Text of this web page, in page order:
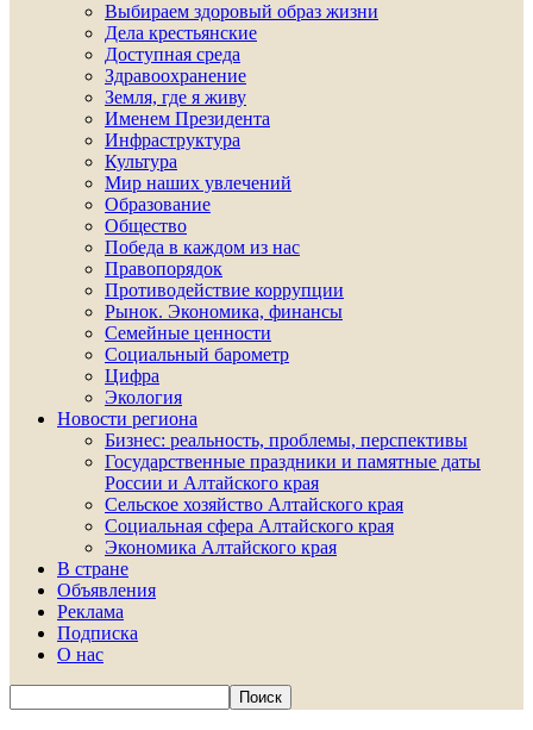
Выбираем здоровый образ жизни
Дела крестьянские
Доступная среда
Здравоохранение
Земля, где я живу
Именем Президента
Инфраструктура
Культура
Мир наших увлечений
Образование
Общество
Победа в каждом из нас
Правопорядок
Противодействие коррупции
Рынок. Экономика, финансы
Семейные ценности
Социальный барометр
Цифра
Экология
Новости региона
Бизнес: реальность, проблемы, перспективы
Государственные праздники и памятные даты
России и Алтайского края
Сельское хозяйство Алтайского края
Социальная сфера Алтайского края
Экономика Алтайского края
В стране
Объявления
Реклама
Подписка
О нас